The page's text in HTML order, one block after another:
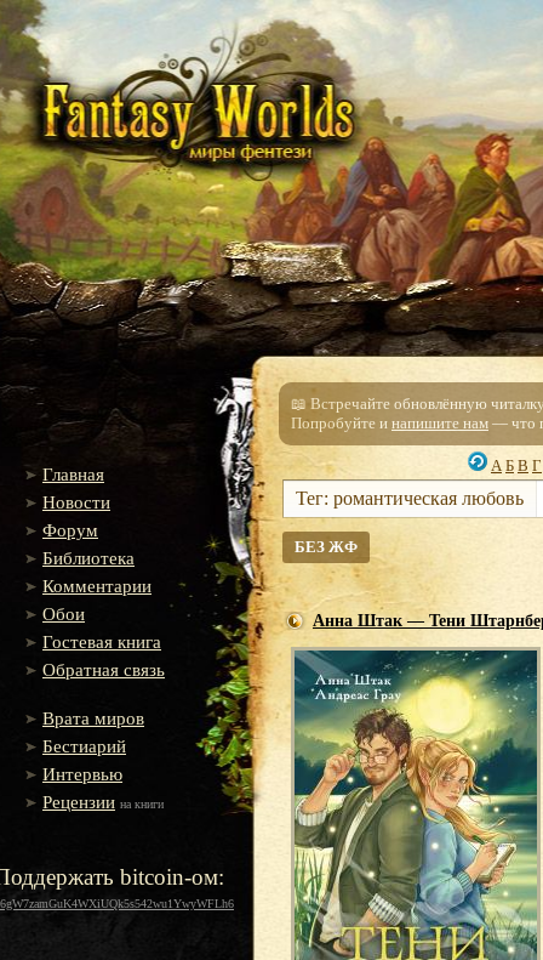
Главная
Новости
Форум
Библиотека
Комментарии
Обои
Гостевая книга
Обратная связь
Врата миров
Бестиарий
Интервью
Рецензии на книги
bitcoin-ом:
📖 Встречайте обновлённую
Попробуйте и напишите нам — что
А Б В Г
Тег: романтическая любовь
БЕЗ ЖФ
Анна Штак — Тени